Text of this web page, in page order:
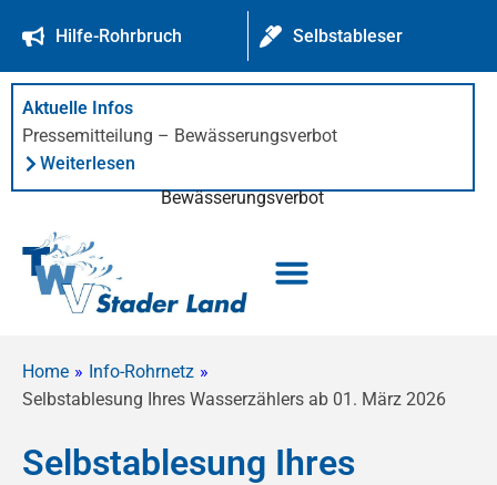
springenHilfe-Rohrbruch Selbstableser
Aktuelle Infos
Pressemitteilung – Bewässerungsverbot
Weiterlesen
Bewässerungsverbot
Home » Info-Rohrnetz »
Selbstablesung Ihres Wasserzählers ab 01. März 2026
Selbstablesung Ihres